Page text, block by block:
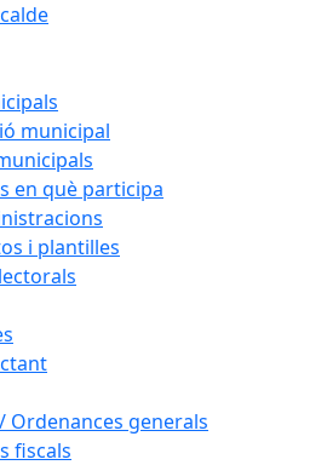
municipal
en què participa
i plantilles
Ordenances generals
fiscals